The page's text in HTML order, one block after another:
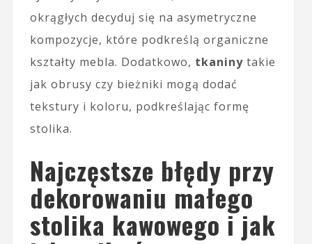
okrągłych decyduj się na asymetryczne
kompozycje, które podkreślą organiczne
kształty mebla. Dodatkowo, tkaninytakie
jak obrusy czy bieżniki mogą dodać
tekstury i koloru, podkreślając formę
stolika.
Najczęstsze błędy przy
dekorowaniu małego
stolika kawowego i jak